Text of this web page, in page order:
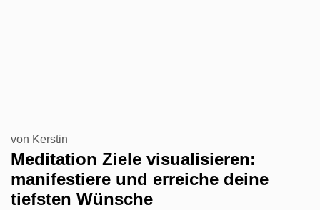
Meditation Ziele visualisieren:
manifestiere und erreiche deine
tiefsten Wünsche
von Kerstin